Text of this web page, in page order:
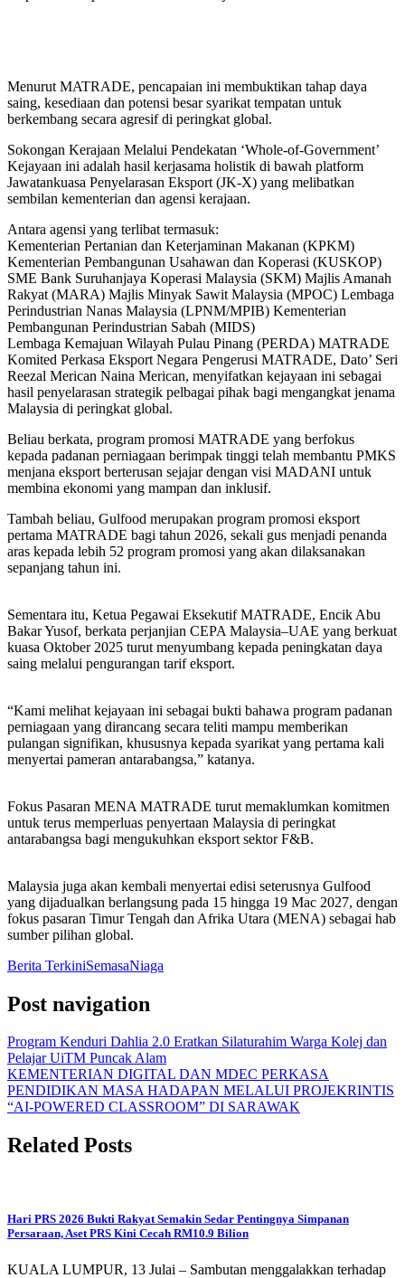
Menurut MATRADE, pencapaian ini membuktikan tahap daya
saing, kesediaan dan potensi besar syarikat tempatan untuk
berkembang secara agresif di peringkat global.
Sokongan Kerajaan Melalui Pendekatan ‘Whole-of-Government’
Kejayaan ini adalah hasil kerjasama holistik di bawah platform
Jawatankuasa Penyelarasan Eksport (JK-X) yang melibatkan
sembilan kementerian dan agensi kerajaan.
Antara agensi yang terlibat termasuk:
Kementerian Pertanian dan Keterjaminan Makanan (KPKM)
Kementerian Pembangunan Usahawan dan Koperasi (KUSKOP)
SME Bank Suruhanjaya Koperasi Malaysia (SKM) Majlis Amanah
Rakyat (MARA) Majlis Minyak Sawit Malaysia (MPOC) Lembaga
Perindustrian Nanas Malaysia (LPNM/MPIB) Kementerian
Pembangunan Perindustrian Sabah (MIDS)
Lembaga Kemajuan Wilayah Pulau Pinang (PERDA) MATRADE
Komited Perkasa Eksport Negara Pengerusi MATRADE, Dato’ Seri
Reezal Merican Naina Merican, menyifatkan kejayaan ini sebagai
hasil penyelarasan strategik pelbagai pihak bagi mengangkat jenama
Malaysia di peringkat global.
Beliau berkata, program promosi MATRADE yang berfokus
kepada padanan perniagaan berimpak tinggi telah membantu PMKS
menjana eksport berterusan sejajar dengan visi MADANI untuk
membina ekonomi yang mampan dan inklusif.
Tambah beliau, Gulfood merupakan program promosi eksport
pertama MATRADE bagi tahun 2026, sekali gus menjadi penanda
aras kepada lebih 52 program promosi yang akan dilaksanakan
sepanjang tahun ini.
Sementara itu, Ketua Pegawai Eksekutif MATRADE, Encik Abu
Bakar Yusof, berkata perjanjian CEPA Malaysia–UAE yang berkuat
kuasa Oktober 2025 turut menyumbang kepada peningkatan daya
saing melalui pengurangan tarif eksport.
“Kami melihat kejayaan ini sebagai bukti bahawa program padanan
perniagaan yang dirancang secara teliti mampu memberikan
pulangan signifikan, khususnya kepada syarikat yang pertama kali
menyertai pameran antarabangsa,” katanya.
Fokus Pasaran MENA MATRADE turut memaklumkan komitmen
untuk terus memperluas penyertaan Malaysia di peringkat
antarabangsa bagi mengukuhkan eksport sektor F&B.
Malaysia juga akan kembali menyertai edisi seterusnya Gulfood
yang dijadualkan berlangsung pada 15 hingga 19 Mac 2027, dengan
fokus pasaran Timur Tengah dan Afrika Utara (MENA) sebagai hab
sumber pilihan global.
Berita TerkiniSemasaNiaga
Post navigation
Program Kenduri Dahlia 2.0 Eratkan Silaturahim Warga Kolej dan
Pelajar UiTM Puncak Alam
KEMENTERIAN DIGITAL DAN MDEC PERKASA
PENDIDIKAN MASA HADAPAN MELALUI PROJEKRINTIS
“AI-POWERED CLASSROOM” DI SARAWAK
Related Posts
Hari PRS 2026 Bukti Rakyat Semakin Sedar Pentingnya Simpanan
Persaraan, Aset PRS Kini Cecah RM10.9 Bilion
KUALA LUMPUR, 13 Julai – Sambutan menggalakkan terhadap